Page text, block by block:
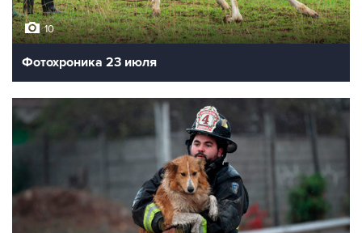
10
Фотохроника 23 июля